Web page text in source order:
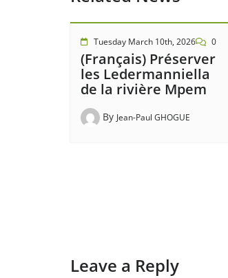
Tuesday March 10th, 2026 0
(Français) Préserver
les Ledermanniella
de la rivière Mpem
By Jean-Paul GHOGUE
Leave a Reply